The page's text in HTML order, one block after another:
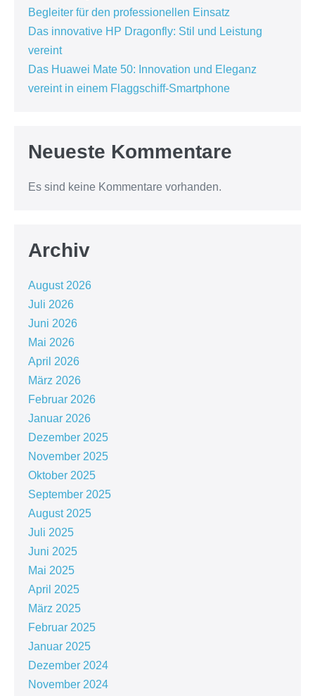
Begleiter für den professionellen Einsatz
Das innovative HP Dragonfly: Stil und Leistung
vereint
Das Huawei Mate 50: Innovation und Eleganz
vereint in einem Flaggschiff-Smartphone
Neueste Kommentare
Es sind keine Kommentare vorhanden.
Archiv
August 2026
Juli 2026
Juni 2026
Mai 2026
April 2026
März 2026
Februar 2026
Januar 2026
Dezember 2025
November 2025
Oktober 2025
September 2025
August 2025
Juli 2025
Juni 2025
Mai 2025
April 2025
März 2025
Februar 2025
Januar 2025
Dezember 2024
November 2024